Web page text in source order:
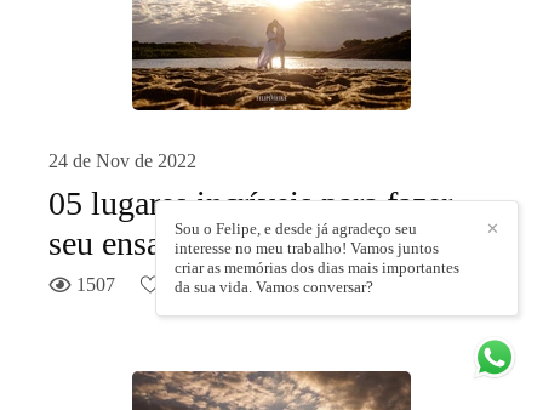
24 de Nov de 2022
05 lugares incríveis para fazer
seu ensaio em Guarapari-ES
1507 8 4min de leitura
✕
Sou o Felipe, e desde já agradeço seu
interesse no meu trabalho! Vamos juntos
criar as memórias dos dias mais importantes
da sua vida. Vamos conversar?